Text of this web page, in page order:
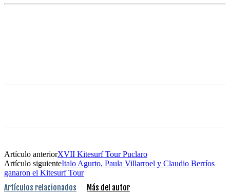
Artículo anteriorXVII Kitesurf Tour Puclaro
Artículo siguienteItalo Agurto, Paula Villarroel y Claudio Berríos
ganaron el Kitesurf Tour
Artículos relacionados Más del autor